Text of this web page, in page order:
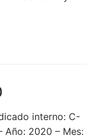
interno: C-
2020 – Mes: